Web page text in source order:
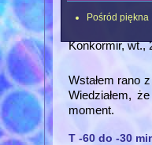
Pośród piękna
Konkormir, wt.,
Wstałem rano
Wiedziałem,
moment.
T -60 do -30